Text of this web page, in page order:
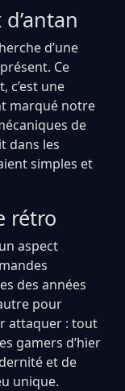
d’une
Ce
c’est une
marqué notre
de
dans les
simples et
rétro
aspect
des années
pour
attaquer : tout
gamers d’hier
et de
unique.